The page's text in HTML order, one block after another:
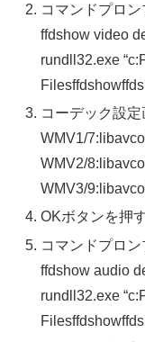
コマンドプロ
ffdshow video
rundll32.exe
コーデック設
WMV1/
WMV2/
WMV3/
OKボタンを押
コマンドプロ
ffdshow audio
rundll32.exe